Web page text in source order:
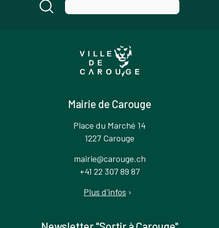
Mairie de Carouge
Place du Marché 14
1227 Carouge
mairie@carouge.ch
+41 22 307 89 87
Plus d'infos ›